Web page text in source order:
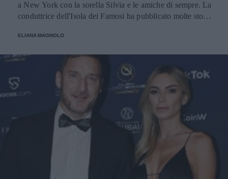
a New York con la sorella Silvia e le amiche di sempre. La
conduttrice dell'Isola dei Famosi ha pubblicato molte storie
suoi numerosi follower.
ELIANA MAGNOLO